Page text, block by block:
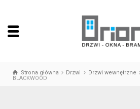
Strona główna Drzwi Drzwi wewnętrzne
BLACKWOOD